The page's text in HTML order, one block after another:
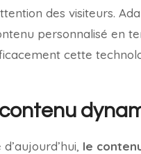
des visiteurs.
personnalisé en
cette
le